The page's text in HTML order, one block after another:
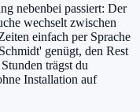
nebenbei passiert: Der
wechselt zwischen
einfach per Sprache
genügt, den Rest
trägst du
Installation auf